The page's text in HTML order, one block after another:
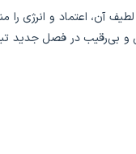
آن، اعتماد و انرژی را
و بی‌رقیب در فصل جدید